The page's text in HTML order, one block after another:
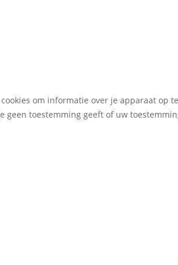
om informatie over je apparaat
geen toestemming geeft of uw